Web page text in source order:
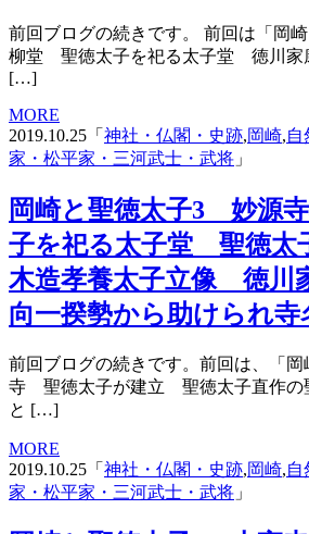
前回ブログの続きです。 前回は「岡
柳堂 聖徳太子を祀る太子堂 徳川家
[…]
MORE
2019.10.25「 神社・仏閣・史跡,岡崎,自
家・松平家・三河武士・武将 」
岡崎と聖徳太子3 妙源
子を祀る太子堂 聖徳太
木造孝養太子立像 徳川
向一揆勢から助けられ寺
前回ブログの続きです。前回は、「
寺 聖徳太子が建立 聖徳太子直作
と […]
MORE
2019.10.25「 神社・仏閣・史跡,岡崎,自
家・松平家・三河武士・武将 」